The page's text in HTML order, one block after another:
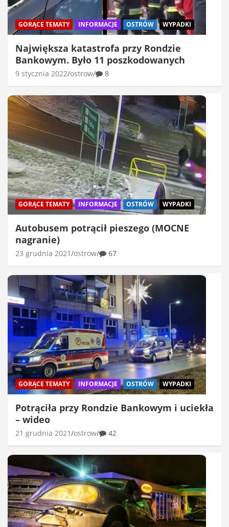
GORĄCE TEMATY INFORMACJE OSTRÓW WYPADKI
Największa katastrofa przy Rondzie
Bankowym. Było 11 poszkodowanych
9 stycznia 2022 ostrow 8
GORĄCE TEMATY INFORMACJE OSTRÓW WYPADKI
Autobusem potrącił pieszego (MOCNE
nagranie)
23 grudnia 2021 ostrow 67
GORĄCE TEMATY INFORMACJE OSTRÓW WYPADKI
Potrąciła przy Rondzie Bankowym i uciekła
– wideo
21 grudnia 2021 ostrow 42